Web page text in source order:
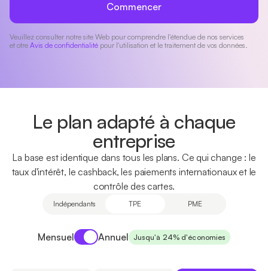
Commencer
Veuillez consulter notre site Web pour comprendre l'étendue de nos services
et otre Avis de confidentialité pour l'utilisation et le traitement de vos données.
Le plan adapté à chaque
entreprise
La base est identique dans tous les plans. Ce qui change : le
taux d'intérêt, le cashback, les paiements internationaux et le
contrôle des cartes.
Indépendants TPE PME
MensuelPayment period
Annuel Jusqu'à 24% d'économies